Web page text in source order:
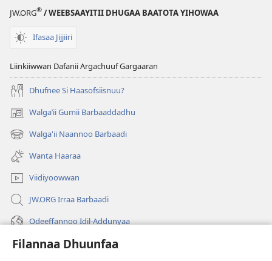
Filannaa Dhuunfaa
JW.ORG® / WEEBSAAYITII DHUGAA BAATOTA YIHOWAA
Ifasaa Jijjiiri
Liinkiiwwan Dafanii Argachuuf Gargaaran
Dhufnee Si Haasofsiisnuu?
Walgaʼii Gumii Barbaaddadhu
(opens
new
window)
Walga'ii Naannoo Barbaadi
(opens
new
window)
Wanta Haaraa
Viidiyoowwan
JW.ORG Irraa Barbaadi
Odeeffannoo Idil-Addunyaa
Gargaarsa